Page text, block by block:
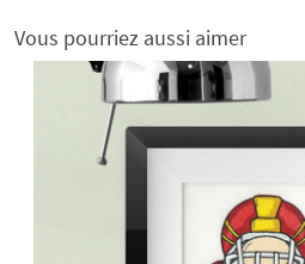
Vous pourriez aussi aimer